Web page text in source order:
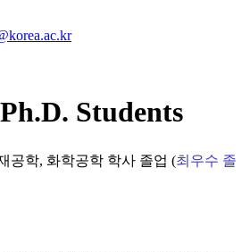
Students
공학, 화학공학 학사 졸업 (최우수 졸